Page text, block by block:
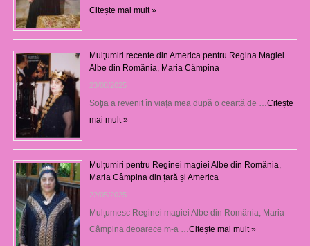
Citește mai mult »
Mulţumiri recente din America pentru Regina Magiei
Albe din România, Maria Câmpina
23/08/2025
Soţia a revenit în viaţa mea după o ceartă de … Citește
mai mult »
Mulțumiri pentru Reginei magiei Albe din România,
Maria Câmpina din țară și America
22/05/2025
Mulţumesc Reginei magiei Albe din România, Maria
Câmpina deoarece m-a … Citește mai mult »